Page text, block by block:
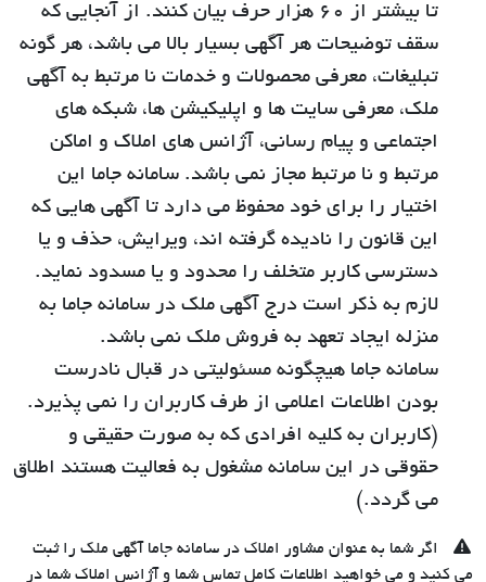
تا بیشتر از 60 هزار حرف بیان کنند. از آنجایی که
سقف توضیحات هر آگهی بسیار بالا می باشد، هر گونه
تبلیغات، معرفی محصولات و خدمات نا مرتبط به آگهی
ملک، معرفی سایت ها و اپلیکیشن ها، شبکه های
اجتماعی و پیام رسانی، آژانس های املاک و اماکن
مرتبط و نا مرتبط مجاز نمی باشد. سامانه جاما این
اختیار را برای خود محفوظ می دارد تا آگهی هایی که
این قانون را نادیده گرفته اند، ویرایش، حذف و یا
دسترسی کاربر متخلف را محدود و یا مسدود نماید.
لازم به ذکر است درج آگهی ملک در سامانه جاما به
منزله ایجاد تعهد به فروش ملک نمی باشد.
سامانه جاما هیچگونه مسئولیتی در قبال نادرست
بودن اطلاعات اعلامی از طرف کاربران را نمی پذیرد.
(کاربران به کلیه افرادی که به صورت حقیقی و
حقوقی در این سامانه مشغول به فعالیت هستند اطلاق
می گردد.)
اگر شما به عنوان مشاور املاک در سامانه جاما آگهی ملک را ثبت
می کنید و می خواهید اطلاعات کامل تماس شما و آژانس املاک شما در